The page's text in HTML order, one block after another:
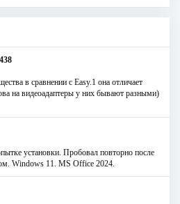
в сравнении с Easy.1 она отличает
на видеоадаптеры у них бывают разными)
установки. Пробовал повторно после
Windows 11. MS Offiсe 2024.